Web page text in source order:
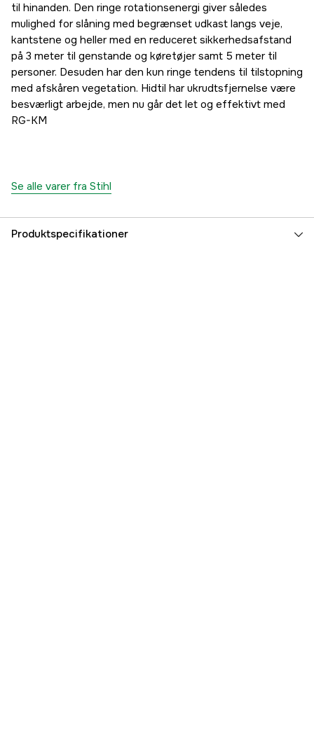
til hinanden. Den ringe rotationsenergi giver således
mulighed for slåning med begrænset udkast langs veje,
kantstene og heller med en reduceret sikkerhedsafstand
på 3 meter til genstande og køretøjer samt 5 meter til
personer. Desuden har den kun ringe tendens til tilstopning
med afskåren vegetation. Hidtil har ukrudtsfjernelse være
besværligt arbejde, men nu går det let og effektivt med
RG-KM
Se alle varer fra Stihl
Produktspecifikationer